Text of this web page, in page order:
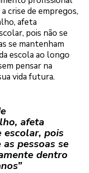
crise de empregos,
afeta
pois não se
se mantenham
escola ao longo
pensar na
vida futura.
afeta
pois
pessoas se
dentro